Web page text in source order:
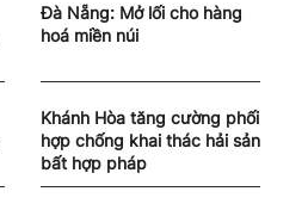
Đà Nẵng: Mở lối cho hàng
hoá miền núi
Khánh Hòa tăng cường phối
hợp chống khai thác hải sản
bất hợp pháp